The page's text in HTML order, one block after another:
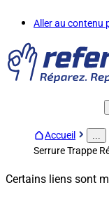
Aller au contenu
Accueil
Serrure Trappe
Certains liens sont